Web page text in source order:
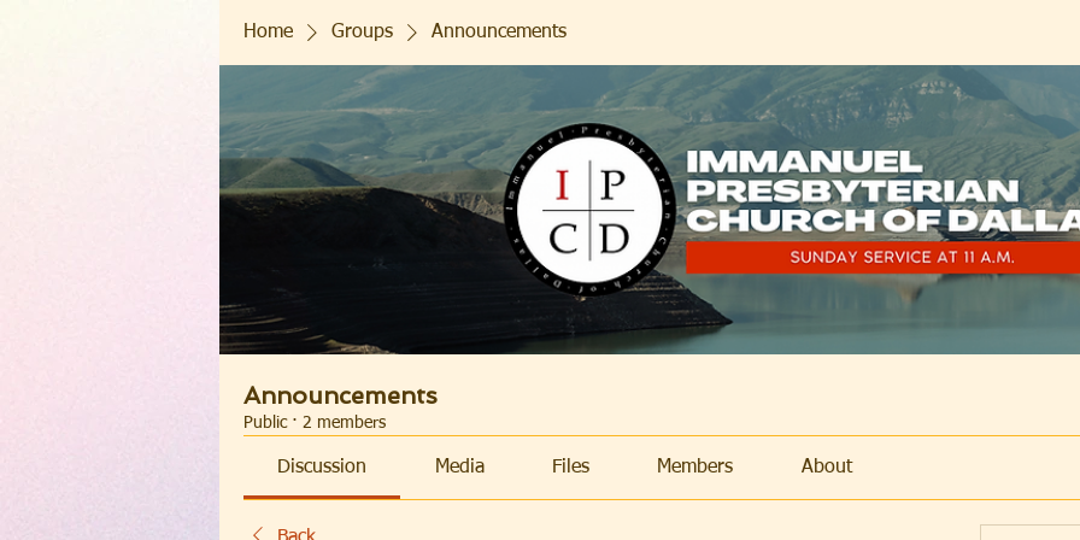
Home Groups Announcements
Announcements
Public · 2 members
Discussion Media Files Members About